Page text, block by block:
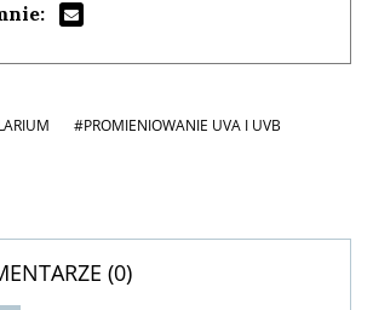
#PROMIENIOWANIE UVA I UVB
(0)